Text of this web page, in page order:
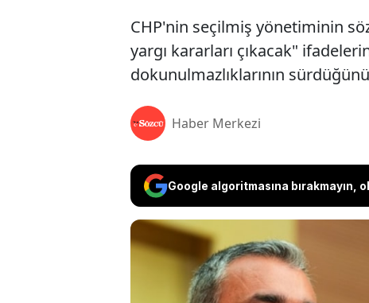
CHP'nin seçilmiş yönetiminin
yargı kararları çıkacak"
dokunulmazlıklarının
Haber Merkezi
Google algoritmasına bırakmayın,